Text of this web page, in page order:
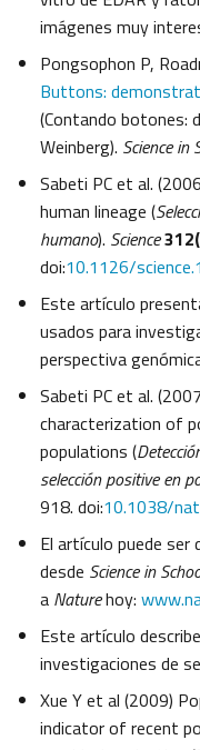
imágenes muy
Pongsophon P,
Buttons:
(Contando botones:
Weinberg). Science in
Sabeti PC et al.
human lineage (
humano). Science
doi:10.1126/
Este artículo
usados para
perspectiva
Sabeti PC et al.
characterization of
populations (
selección positive en
918. doi:10.1038/
El artículo puede
desde Science in
a Naturehoy:
Este artículo
investigaciones de
Xue Y et al (2009)
indicator of recent